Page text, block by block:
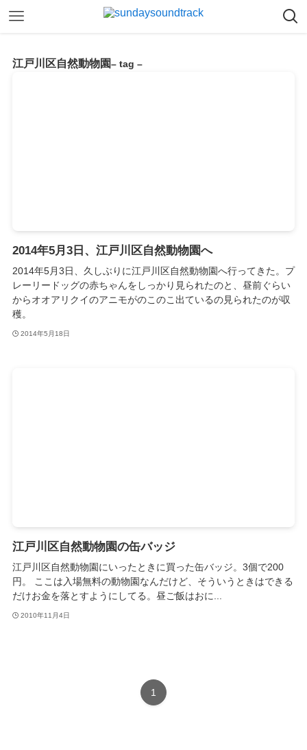
江戸川区自然動物園– tag –
2014年5月3日、江戸川区自然動物園へ
2014年5月3日、久しぶりに江戸川区自然動物園へ行ってきた。プ
レーリードッグの赤ちゃんをしっかり見られたのと、昼前ぐらい
からオオアリクイのアニモがのこのこ出ているの見られたのが収
穫。
2014年5月18日
江戸川区自然動物園の缶バッジ
江戸川区自然動物園にいったときに買った缶バッジ。3個で200
円。 ここは入場無料の動物園なんだけど、そういうときはできる
だけお金を落とすようにしてる。昼ご飯はおに...
2010年11月4日
1